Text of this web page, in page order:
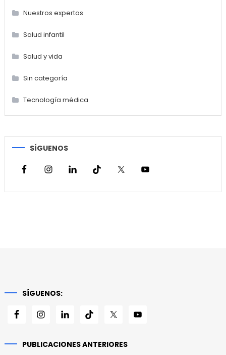
Nuestros expertos
Salud infantil
Salud y vida
Sin categoría
Tecnología médica
SÍGUENOS
SÍGUENOS:
PUBLICACIONES ANTERIORES